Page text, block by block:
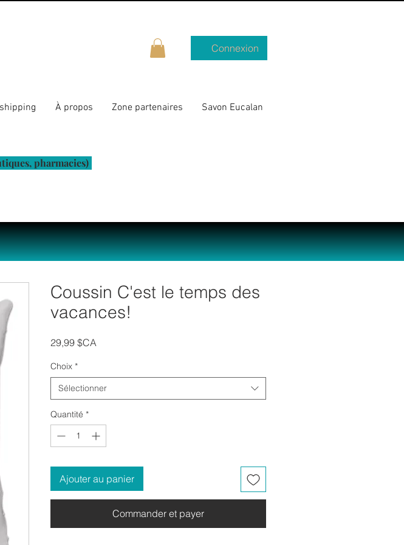
Connexion
À propos Zone partenaires Savon Eucalan
pharmacies)
Coussin C'est le temps des
vacances!
29,99 $CA
Choix *
Sélectionner
Quantité *
Ajouter au panier
Commander et payer